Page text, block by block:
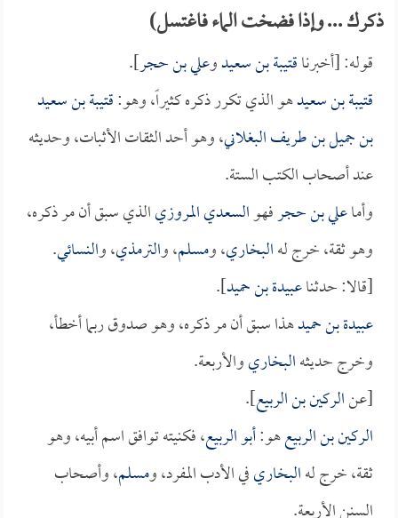
ذكرك ... وإذا فضخت الماء فاغتسل)
قوله: [أخبرناقتيبة بن سعيدوعلي بن حجر].
قتيبة بن سعيدهو الذي تكرر ذكره كثيراً، وهو:قتيبة بن سعيد
بن جميل بن طريف البغلاني، وهو أحد الثقات الأثبات، وحديثه
عند أصحاب الكتب الستة.
وأماعلي بن حجرفهوالسعدي المروزيالذي سبق أن مر ذكره،
وهو ثقة، خرج لهالبخاري، ومسلم، والترمذي، والنسائي.
[قالا: حدثناعبيدة بن حميد].
عبيدة بن حميدهذا سبق أن مر ذكره، وهو صدوق ربما أخطأ،
وخرج حديثهالبخاريوالأربعة.
[عنالركين بن الربيع].
الركين بن الربيعهو:أبو الربيع، فكنيته توافق اسم أبيه، وهو
ثقة، خرج لهالبخاريفي الأدب المفرد، ومسلم، وأصحاب